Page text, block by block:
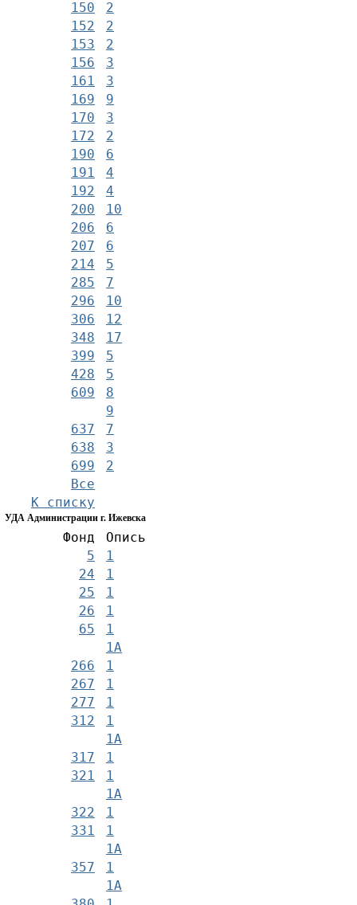
150
2
152
2
153
2
156
3
161
3
169
9
170
3
172
2
190
6
191
4
192
4
200
10
206
6
207
6
214
5
285
7
296
10
306
12
348
17
399
5
428
5
609
8
9
637
7
638
3
699
2
Все
К списку
УДА Администрации г. Ижевска
Фонд
Опись
5
1
24
1
25
1
26
1
65
1
1А
266
1
267
1
277
1
312
1
1А
317
1
321
1
1А
322
1
331
1
1А
357
1
1А